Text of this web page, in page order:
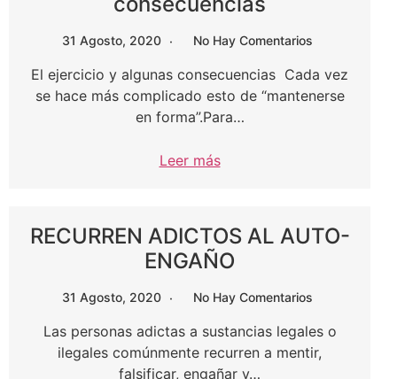
31 Agosto, 2020 No Hay Comentarios
El ejercicio y algunas consecuencias Cada vez
se hace más complicado esto de “mantenerse
en forma”.Para…
Leer más
RECURREN ADICTOS AL AUTO-
ENGAÑO
31 Agosto, 2020 No Hay Comentarios
Las personas adictas a sustancias legales o
ilegales comúnmente recurren a mentir,
falsificar, engañar y…